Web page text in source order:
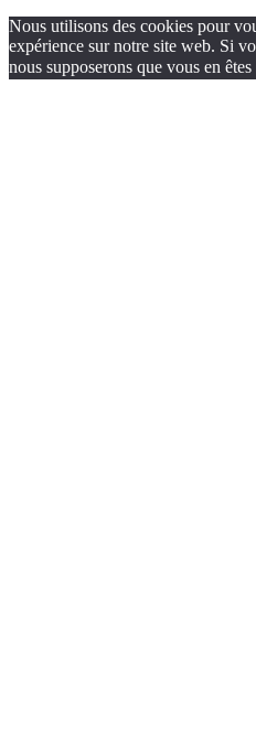
Nous utilisons des cookies pour
expérience sur notre site web. Si
nous supposerons que vous en êtes